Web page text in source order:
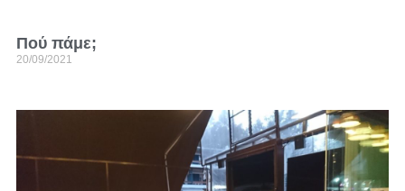
Πού πάμε;
20/09/2021